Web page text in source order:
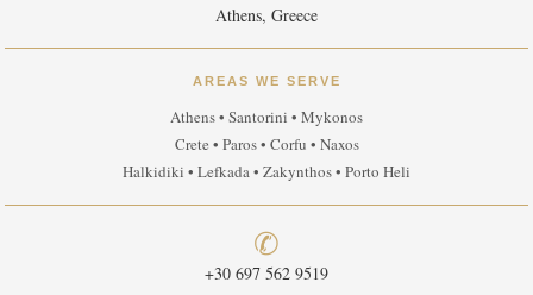
Athens, Greece
AREAS WE SERVE
Athens • Santorini • Mykonos
Crete • Paros • Corfu • Naxos
Halkidiki • Lefkada • Zakynthos • Porto Heli
✆
+30 697 562 9519